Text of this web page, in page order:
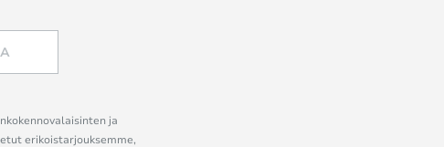
ja
erikoistarjouksemme,